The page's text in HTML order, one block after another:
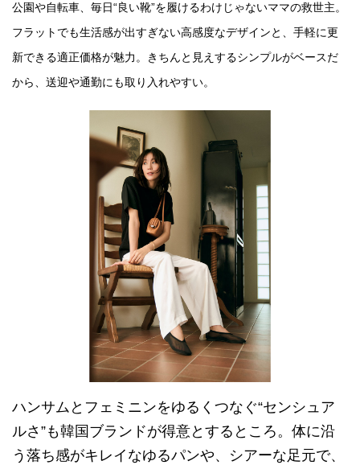
公園や自転車、毎日“良い靴”を履けるわけじゃないママの救世主。
フラットでも生活感が出すぎない高感度なデザインと、手軽に更
新できる適正価格が魅力。きちんと見えするシンプルがベースだ
から、送迎や通勤にも取り入れやすい。
ハンサムとフェミニンをゆるくつなぐ“センシュア
ルさ”も韓国ブランドが得意とするところ。体に沿
う落ち感がキレイなゆるパンや、シアーな足元で、